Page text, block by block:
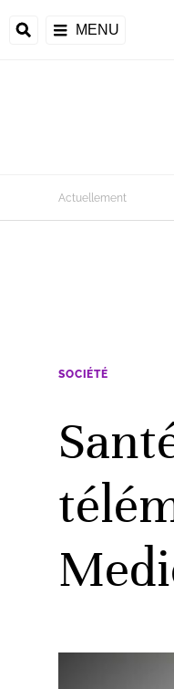
MENU
Actuellement
SOCIÉTÉ